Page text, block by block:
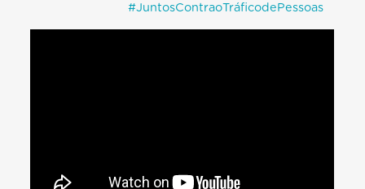
#JuntosContraoTráficodePessoas